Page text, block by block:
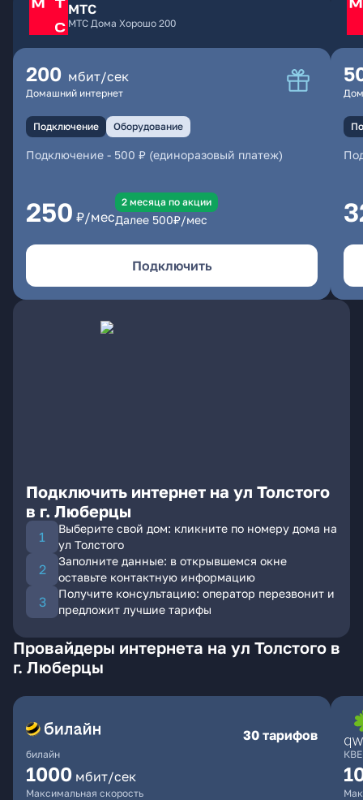
МТС
МТС Дома Хорошо 200
200 мбит/сек
Домашний интернет
Подключение Оборудование
Подключение - 500 ₽ (единоразовый платеж)
250 ₽/мес
2 месяцa по акции
Далее 500₽/мес
Подключить
Подключить интернет на ул Толстого
в г. Люберцы
Выберите свой дом: кликните по номеру дома на
ул Толстого
Заполните данные: в открывшемся окне
оставьте контактную информацию
Получите консультацию: оператор перезвонит и
предложит лучшие тарифы
Провайдеры интернета на ул Толстого в
г. Люберцы
билайн
30 тарифов
1000 мбит/сек
Максимальная скорость